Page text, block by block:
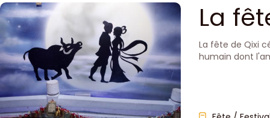
La
qui
La fête de Qixi
humain dont